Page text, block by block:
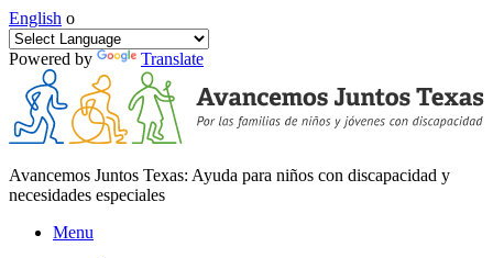
English o
Powered by Translate
Avancemos Juntos Texas: Ayuda para niños con discapacidad y
necesidades especiales
Menu